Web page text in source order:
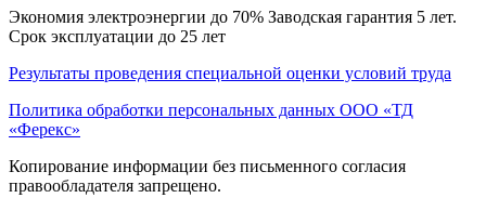
Экономия электроэнергии до 70% Заводская гарантия 5 лет.
Срок эксплуатации до 25 лет
Результаты проведения специальной оценки условий труда
Политика обработки персональных данных ООО «ТД
«Ферекс»
Копирование информации без письменного согласия
правообладателя запрещено.